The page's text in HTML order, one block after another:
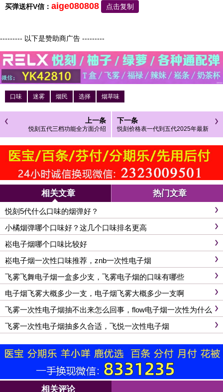
买弹送杆V信： aige080808 点击复制
--------- 以下是赞助商广告 ---------
口味 迷雾 烟民 选择 烟草味
上一条
悦刻五代三档功能全方面介绍
下一条
悦刻价格表一代到五代2025年最新
相关文章 热门文章
悦刻5代什么口味的烟弹好？
小橘烟弹哪个口味好？这几个口味排名更高
崧电子烟哪个口味比较好
崧电子烟一次性口味推荐，znb一次性电子烟
飞雾飞舞电子烟一盒多少支，飞雾电子烟的口味有哪些
电子烟飞雾大概多少一支，电子烟飞雾大概多少一支啊
飞雾一次性电子烟抽不出来怎么回事，flow电子烟一次性为什么
没有烟
飞雾一次性电子烟抽多久合适，飞悦一次性电子烟
相关评论